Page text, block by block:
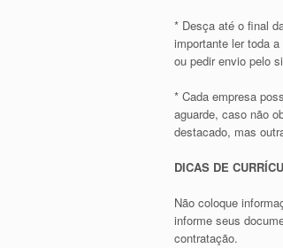
* Desça até o final
importante ler toda
ou pedir envio pelo
* Cada empresa
aguarde, caso não
destacado, mas
DICAS DE
Não coloque
informe seus
contratação.